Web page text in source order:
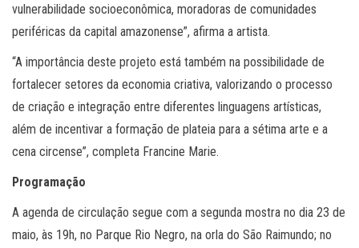
vulnerabilidade socioeconômica, moradoras de comunidades
periféricas da capital amazonense”, afirma a artista.
“A importância deste projeto está também na possibilidade de
fortalecer setores da economia criativa, valorizando o processo
de criação e integração entre diferentes linguagens artísticas,
além de incentivar a formação de plateia para a sétima arte e a
cena circense”, completa Francine Marie.
Programação
A agenda de circulação segue com a segunda mostra no dia 23 de
maio, às 19h, no Parque Rio Negro, na orla do São Raimundo; no